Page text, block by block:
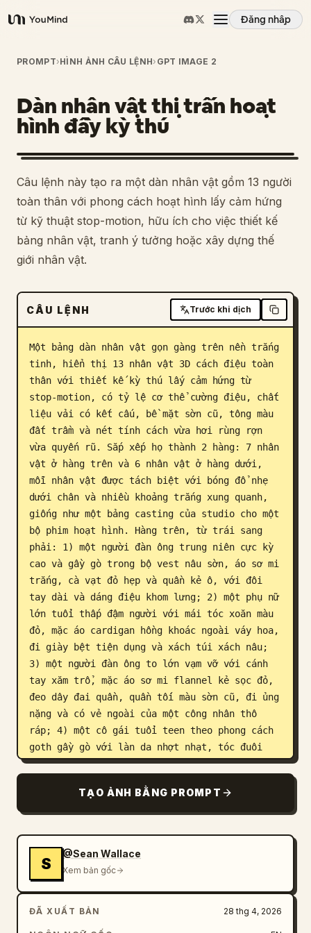
YouMind
Đăng nhập
Tổng quan
Các trường hợp sử dụng
Kỹ năng
Lời nhắc
Giá cả
Blog
Cập nhật
PROMPT›HÌNH ẢNH CÂU LỆNH› GPT IMAGE 2
Dàn nhân vật thị trấn hoạt
hình đầy kỳ thú
Câu lệnh này tạo ra một dàn nhân vật gồm 13 người
toàn thân với phong cách hoạt hình lấy cảm hứng
từ kỹ thuật stop-motion, hữu ích cho việc thiết kế
bảng nhân vật, tranh ý tưởng hoặc xây dựng thế
giới nhân vật.
CÂU LỆNH Trước khi dịch
Một bảng dàn nhân vật gọn gàng trên nền trắng
tinh, hiển thị 13 nhân vật 3D cách điệu toàn
thân với thiết kế kỳ thú lấy cảm hứng từ
stop-motion, có tỷ lệ cơ thể cường điệu, chất
liệu vải có kết cấu, bề mặt sờn cũ, tông màu
đất trầm và nét tính cách vừa hơi rùng rợn
vừa quyến rũ. Sắp xếp họ thành 2 hàng: 7 nhân
vật ở hàng trên và 6 nhân vật ở hàng dưới,
mỗi nhân vật được tách biệt với bóng đổ nhẹ
dưới chân và nhiều khoảng trắng xung quanh,
giống như một bảng casting của studio cho một
bộ phim hoạt hình. Hàng trên, từ trái sang
phải: 1) một người đàn ông trung niên cực kỳ
cao và gầy gò trong bộ vest nâu sờn, áo sơ mi
trắng, cà vạt đỏ hẹp và quần kẻ ô, với đôi
tay dài và dáng điệu khom lưng; 2) một phụ nữ
lớn tuổi thấp đậm người với mái tóc xoăn màu
đỏ, mặc áo cardigan hồng khoác ngoài váy hoa,
đi giày bệt tiện dụng và xách túi xách nâu;
3) một người đàn ông to lớn vạm vỡ với cánh
tay xăm trổ, mặc áo sơ mi flannel kẻ sọc đỏ,
đeo dây đai quần, quần tối màu sờn cũ, đi ủng
nặng và có vẻ ngoài của một công nhân thô
ráp; 4) một cô gái tuổi teen theo phong cách
goth gầy gò với làn da nhợt nhạt, tóc đuôi
ngựa đen rối, áo khoác đen, áo tối màu, quần
5) một cậu thiếu niên cao lêu nghêu đội mũ
len, mặc áo hoodie và áo khoác nhiều lớp,
quần; 6) một người phụ nữ lớn tuổi rất cao
với kiểu tóc búi cao thanh lịch, khuôn mặt
hẹp, mặc áo blouse màu rám nắng, quàng khăn,
váy nâu dài, đi giày cao gót, xách túi xách
và một tay cầm điếu thuốc; 7) một nam thanh
niên hoặc thiếu niên mảnh khảnh với mái tóc
TẠO ẢNH BẰNG PROMPT
S
@Sean Wallace
Xem bản gốc
ĐÃ XUẤT BẢN 28 thg 4, 2026